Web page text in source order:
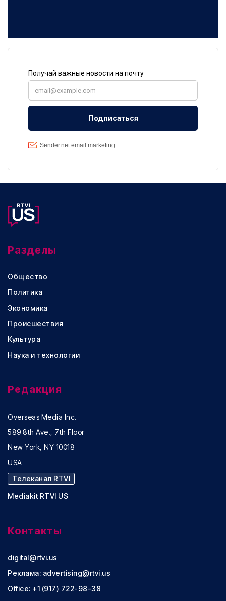
Разделы
Общество
Политика
Экономика
Происшествия
Культура
Наука и технологии
Редакция
Overseas Media Inc.
589 8th Ave., 7th Floor
New York, NY 10018
USA
Телеканал RTVI
Mediakit RTVI US
Контакты
digital@rtvi.us
Реклама: advertising@rtvi.us
Office: +1 (917) 722-98-38